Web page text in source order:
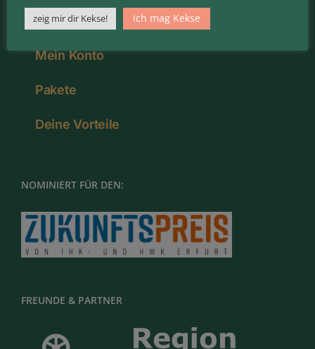
Login / Registrierung
Mein Konto
Pakete
Deine Vorteile
NOMINIERT FÜR DEN:
FREUNDE & PARTNER
zeig mir dir Kekse! ich mag Kekse